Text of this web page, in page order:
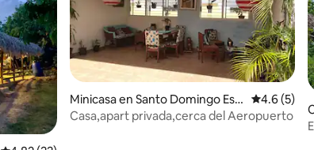
Minicasa en Santo Domingo Est
e
4.6 (5)
Casa,apart privada,cerca del Aeropuerto